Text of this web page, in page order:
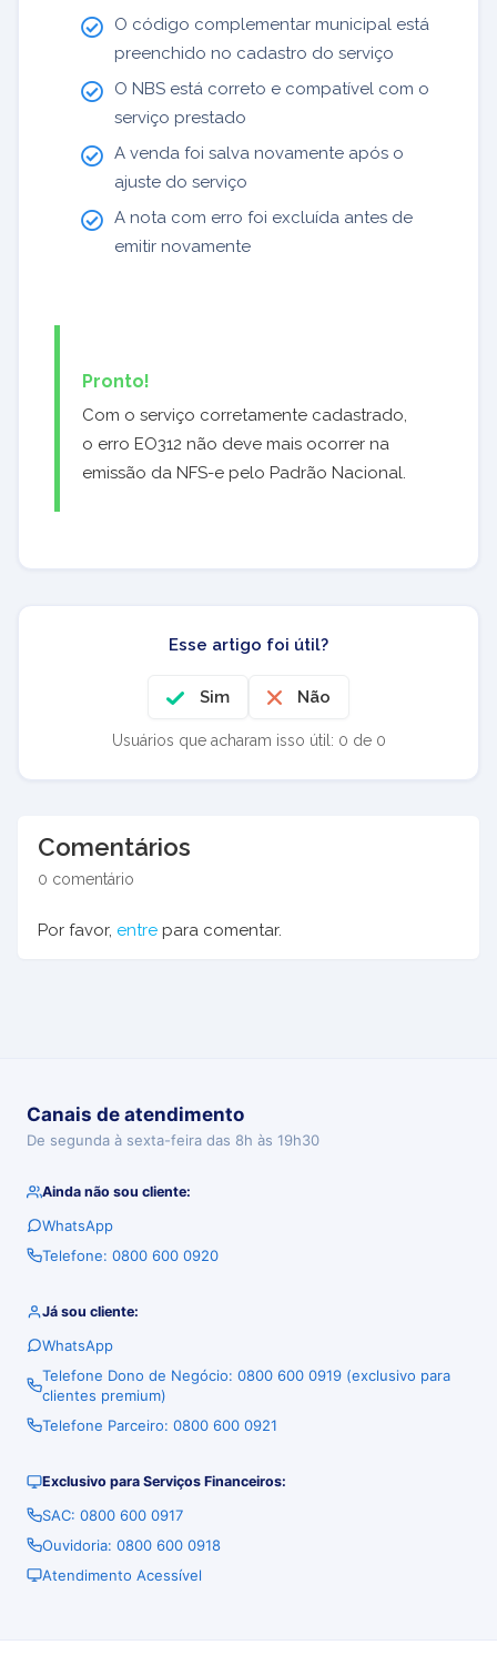
O código complementar municipal está
preenchido no cadastro do serviço
O NBS está correto e compatível com o
serviço prestado
A venda foi salva novamente após o
ajuste do serviço
A nota com erro foi excluída antes de
emitir novamente
Pronto!
Com o serviço corretamente cadastrado,
o erro EO312 não deve mais ocorrer na
emissão da NFS-e pelo Padrão Nacional.
Esse artigo foi útil?
Sim Não
Usuários que acharam isso útil: 0 de 0
Comentários
0 comentário
Por favor, entre para comentar.
Canais de atendimento
De segunda à sexta-feira das 8h às 19h30
Ainda não sou cliente:
WhatsApp
Telefone: 0800 600 0920
Já sou cliente:
WhatsApp
Telefone Dono de Negócio: 0800 600 0919 (exclusivo para
clientes premium)
Telefone Parceiro: 0800 600 0921
Exclusivo para Serviços Financeiros:
SAC: 0800 600 0917
Ouvidoria: 0800 600 0918
Atendimento Acessível